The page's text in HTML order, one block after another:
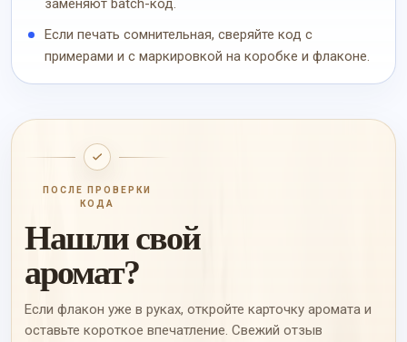
заменяют batch-код.
Если печать сомнительная, сверяйте код с
примерами и с маркировкой на коробке и флаконе.
ПОСЛЕ ПРОВЕРКИ
КОДА
Нашли свой
аромат?
Если флакон уже в руках, откройте карточку аромата и
оставьте короткое впечатление. Свежий отзыв